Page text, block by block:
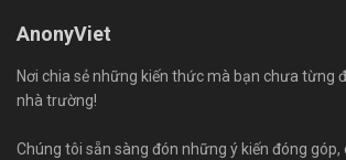
AnonyViet
Nơi chia sẻ những kiến thức mà bạn chưa từng
nhà trường!
Chúng tôi sẵn sàng đón những ý kiến đóng